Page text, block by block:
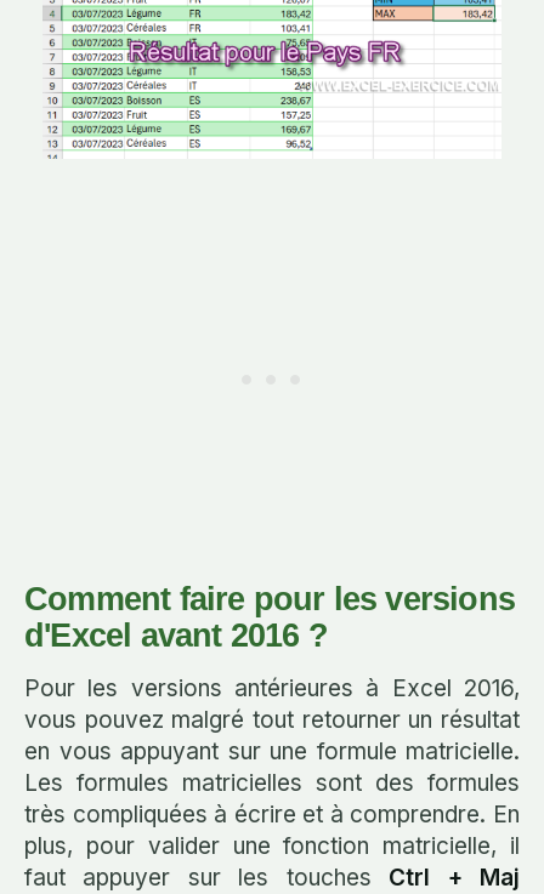
Comment faire pour les versions
d'Excel avant 2016 ?
Pour les versions antérieures à Excel 2016,
vous pouvez malgré tout retourner un résultat
en vous appuyant sur une formule matricielle.
Les formules matricielles sont des formules
très compliquées à écrire et à comprendre. En
plus, pour valider une fonction matricielle, il
faut appuyer sur les touches Ctrl + Maj